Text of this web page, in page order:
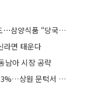
‘까르보 불닭’ 자발적 리콜 벨기에서도⋯삼양식품 “당국과 협의 중인 건”
라면 태운다
남아 시장 공략
美 클래리티 법안 연내 통과 가능성 13%…상원 문턱서 제동